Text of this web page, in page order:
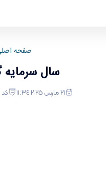
صفحه
سال سرمایه
٢١ مارس ٢٠٢٥ ١١:٣٤ کد